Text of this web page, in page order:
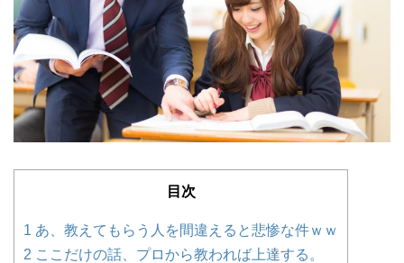
目次
1 あ、教えてもらう人を間違えると悲惨な件ｗｗ
2 ここだけの話、プロから教われば上達する。